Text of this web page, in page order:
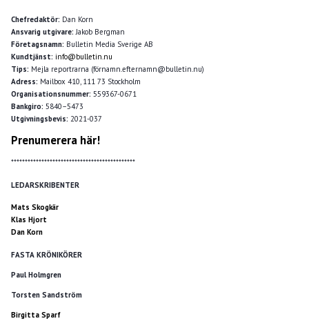
Chefredaktör: Dan Korn
Ansvarig utgivare: Jakob Bergman
Företagsnamn: Bulletin Media Sverige AB
Kundtjänst: info@bulletin.nu
Tips: Mejla reportrarna (förnamn.efternamn@bulletin.nu)
Adress: Mailbox 410, 111 73 Stockholm
Organisationsnummer: 559367-0671
Bankgiro: 5840–5473
Utgivningsbevis: 2021-037
Prenumerera här!
*********************************************
LEDARSKRIBENTER
Mats Skogkär
Klas Hjort
Dan Korn
FASTA KRÖNIKÖRER
Paul Holmgren
Torsten Sandström
Birgitta Sparf